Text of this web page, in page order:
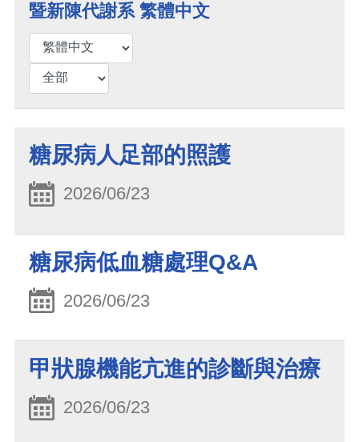
暨新陳代謝系 繁體中文
糖尿病人足部的照護
2026/06/23
糖尿病低血糖處理Q&A
2026/06/23
甲狀腺機能亢進的診斷與治療
2026/06/23